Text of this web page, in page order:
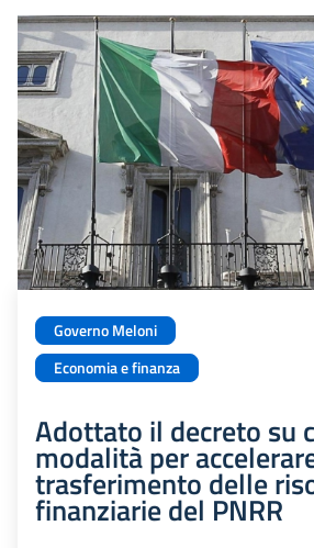
Governo Meloni
Economia e finanza
Adottato il decreto su
modalità per
trasferimento delle
finanziarie del PNRR